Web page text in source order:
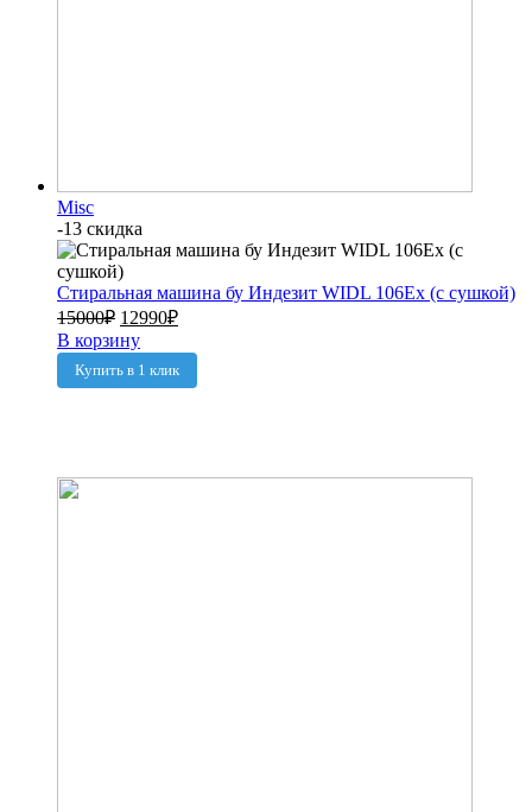
Misc
-13 скидка
Стиральная машина бу Индезит WIDL 106Ex (с сушкой)
15000₽ 12990₽
В корзину
Купить в 1 клик